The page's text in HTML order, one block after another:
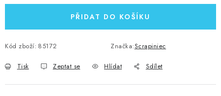
PŘIDAT DO KOŠÍKU
Kód zboží: 85172 Značka:Scrapiniec
Tisk Zeptat se Hlídat Sdílet